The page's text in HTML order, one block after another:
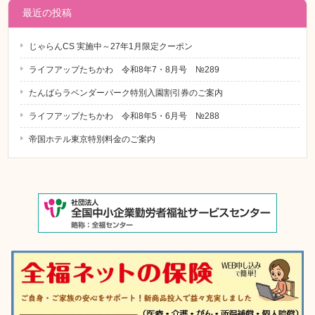
最近の投稿
じゃらんCS 実施中～27年1月限定クーポン
ライフアップたちかわ 令和8年7・8月号 №289
たんばらラベンダーパーク特別入園割引券のご案内
ライフアップたちかわ 令和8年5・6月号 №288
帝国ホテル東京特別料金のご案内